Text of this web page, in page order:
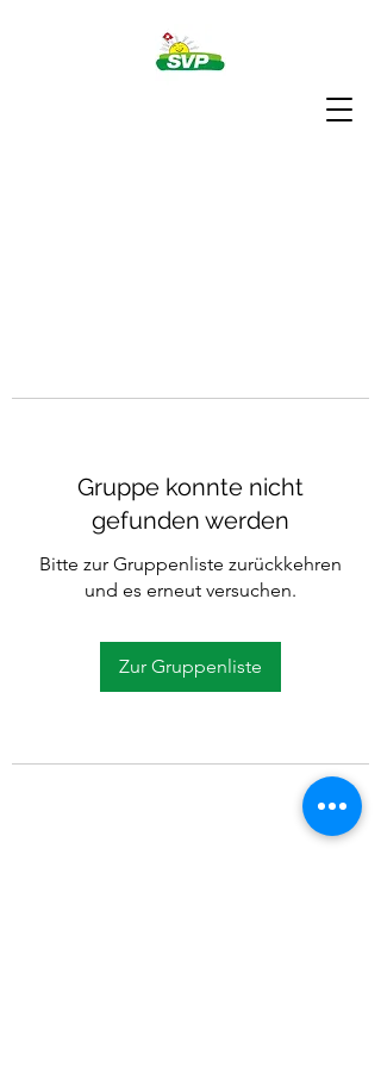
Gruppe konnte nicht
gefunden werden
Bitte zur Gruppenliste zurückkehren
und es erneut versuchen.
Zur Gruppenliste